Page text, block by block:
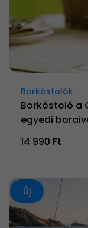
Borkóstolók
Borkóstoló a
egyedi
14 990 Ft
Új